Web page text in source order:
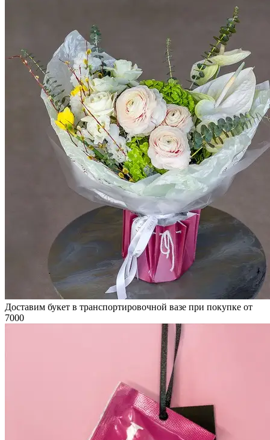
Доставим букет в транспортировочной вазе при покупке от
7000